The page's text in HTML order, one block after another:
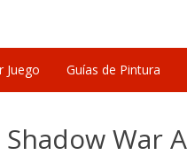
Juego Guías de Pintura
Shadow War